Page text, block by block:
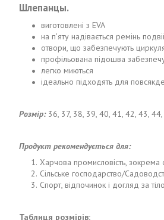
Шлепанцы.
виготовлені з EVA
на п'яту надівається ремінь
отвори, що забезпечують
профільована підошва
легко миються
ідеально підходять для
Розмір:36, 37, 38, 39, 40, 41, 42, 43, 44,
Продукт рекомендується для:
Харчова промисловість,
Сільське господарство/
Спорт, відпочинок і догляд за
Таблиця розмірів: